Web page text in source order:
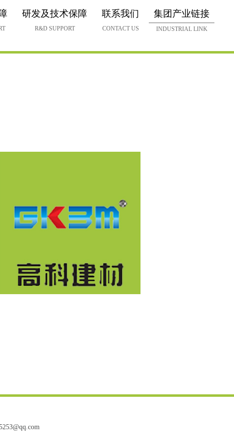
研发及技术保障
R&D SUPPORT
联系我们
CONTACT US
集团产业链接
INDUSTRIAL LINK